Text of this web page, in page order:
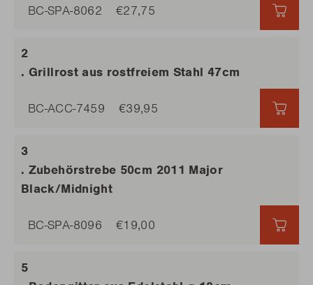
. Grillrost aus rostfreiem Stahl 47cm
BC-ACC-7459 €39,95
BC-SPA-8062 €27,75
. Zubehörstrebe 50cm 2011 Major
Black/Midnight
BC-SPA-8096 €19,00